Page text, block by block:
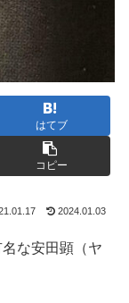
はてブ
コピー
2024.01.03
な安田顕（ヤ